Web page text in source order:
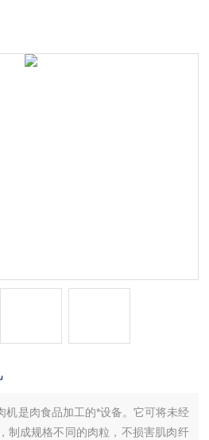
机是肉食品加工的*设备。它可将未经
制成规格不同的肉粒，不损害肌肉纤